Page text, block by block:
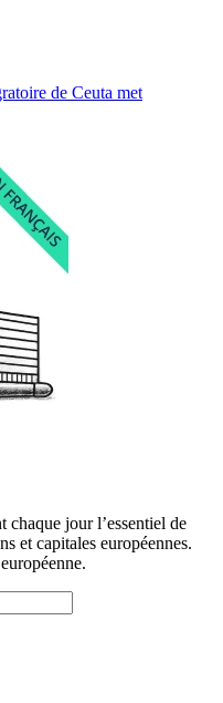
de Ceuta met
jour l’essentiel de
et capitales européennes.